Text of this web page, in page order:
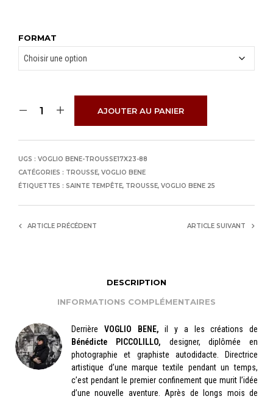
FORMAT
AJOUTER AU PANIER
UGS : VOGLIO BENE-TROUSSE17X23-88
CATÉGORIES : TROUSSE, VOGLIO BENE
ÉTIQUETTES : SAINTE TEMPÊTE, TROUSSE, VOGLIO BENE 25
ARTICLE PRÉCÉDENT ARTICLE SUIVANT
DESCRIPTION
INFORMATIONS COMPLÉMENTAIRES
Derrière VOGLIO BENE,il y a les créations de
Bénédicte PICCOLILLO, designer, diplômée en
photographie et graphiste autodidacte. Directrice
artistique d’une marque textile pendant un temps,
c’est pendant le premier confinement que murit l’idée
d’une nouvelle aventure. Après de longs mois de